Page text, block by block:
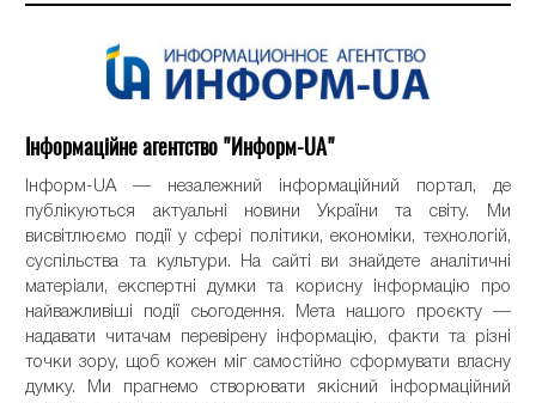
Інформаційне агентство "Информ-UA"
Інформ-UA — незалежний інформаційний портал, де
публікуються актуальні новини України та світу. Ми
висвітлюємо події у сфері політики, економіки, технологій,
суспільства та культури. На сайті ви знайдете аналітичні
матеріали, експертні думки та корисну інформацію про
найважливіші події сьогодення. Мета нашого проєкту —
надавати читачам перевірену інформацію, факти та різні
точки зору, щоб кожен міг самостійно сформувати власну
думку. Ми прагнемо створювати якісний інформаційний